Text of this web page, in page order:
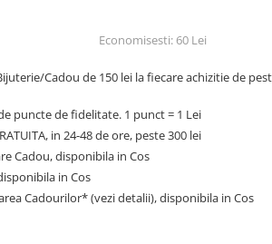
Economisesti: 60 Lei
Cadou de 150 lei la fiecare achizitie de
puncte de fidelitate. 1 punct = 1 Lei
in 24-48 de ore, peste 300 lei
Cadou, disponibila in Cos
in Cos
Cadourilor* (vezi detalii), disponibila in Cos